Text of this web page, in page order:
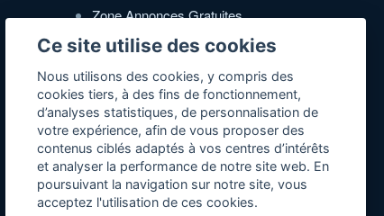
Zone Annonces Gratuites
Locations vacances entre
Ruedesvacances
Crédit photos
Ce site utilise des cookies
Nous utilisons des cookies, y compris des
cookies tiers, à des fins de fonctionnement,
d’analyses statistiques, de personnalisation de
votre expérience, afin de vous proposer des
contenus ciblés adaptés à vos centres d’intérêts
et analyser la performance de notre site web. En
poursuivant la navigation sur notre site, vous
acceptez l'utilisation de ces cookies.